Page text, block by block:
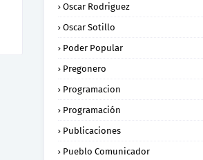
Oscar Rodriguez
Oscar Sotillo
Poder Popular
Pregonero
Programacion
Programación
Publicaciones
Pueblo Comunicador